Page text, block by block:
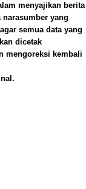
menyajikan berita
yang
semua data yang
dicetak
mengoreksi kembali